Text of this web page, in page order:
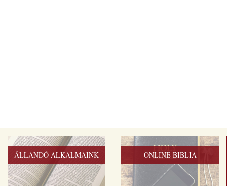
ÁLLANDÓ ALKALMAINK ONLINE BIBLIA